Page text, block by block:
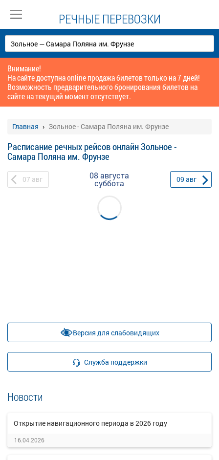
РЕЧНЫЕ ПЕРЕВОЗКИ
Внимание!
На сайте доступна online продажа билетов только на 7 дней!
Возможность предварительного бронирования билетов на
сайте на текущий момент отсутствует.
Главная Зольное - Самара Поляна им. Фрунзе
Расписание речных рейсов онлайн Зольное -
Самара Поляна им. Фрунзе
07 авг 08 августа
суббота 09 авг
Версия для слабовидящих
Служба поддержки
Новости
Открытие навигационного периода в 2026 году
16.04.2026